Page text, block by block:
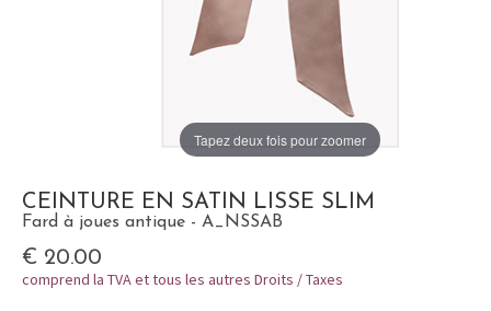
Tapez deux fois pour zoomer
CEINTURE EN SATIN LISSE SLIM
Fard à joues antique - A_NSSAB
€ 20.00
comprend la TVA et tous les autres Droits / Taxes